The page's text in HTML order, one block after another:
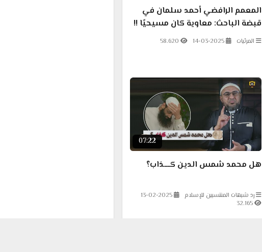
المرئيات 14-03-2025
58.620
07:22
هل محمد شمس الدين كــــذاب؟
رد شبهات المنتسبين للإسلام
13-02-2025